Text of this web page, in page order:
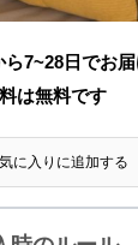
ら7~28日でお
は無料です
に入りに追加する